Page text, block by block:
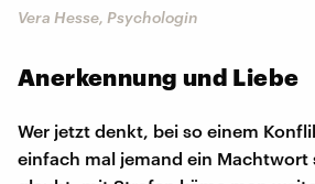
Vera Hesse, Psychologin
Anerkennung und Liebe
Wer jetzt denkt, bei so einem
einfach mal jemand ein Machtwort